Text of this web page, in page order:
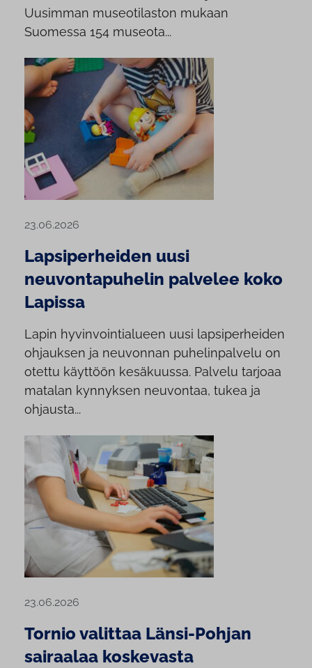
Uusimman museotilaston mukaan
Suomessa 154 museota...
23.06.2026
Lapsiperheiden uusi
neuvontapuhelin palvelee koko
Lapissa
Lapin hyvinvointialueen uusi lapsiperheiden
ohjauksen ja neuvonnan puhelinpalvelu on
otettu käyttöön kesäkuussa. Palvelu tarjoaa
matalan kynnyksen neuvontaa, tukea ja
ohjausta...
23.06.2026
Tornio valittaa Länsi-Pohjan
sairaalaa koskevasta